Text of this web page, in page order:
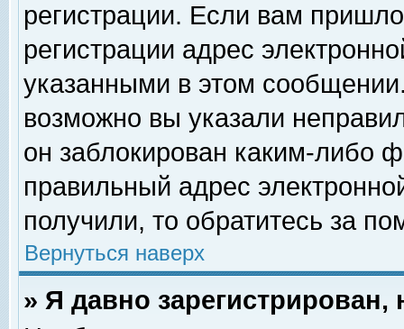
регистрации. Если вам
регистрации адрес
указанными в этом
возможно вы указали
он заблокирован каким-либо
правильный адрес
получили, то обратитесь за
Вернуться наверх
» Я давно